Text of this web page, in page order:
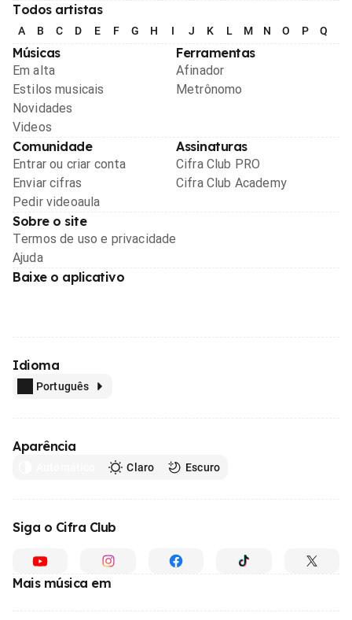
Todos artistas
A B C D E F G H I J K L M N O P Q
Músicas
Em alta
Estilos musicais
Novidades
Videos
Ferramentas
Afinador
Metrônomo
Comunidade
Entrar ou criar conta
Enviar cifras
Pedir videoaula
Assinaturas
Cifra Club PRO
Cifra Club Academy
Sobre o site
Termos de uso e privacidade
Ajuda
Baixe o aplicativo
Idioma
Português
Aparência
Claro Escuro
Siga o Cifra Club
Mais música em